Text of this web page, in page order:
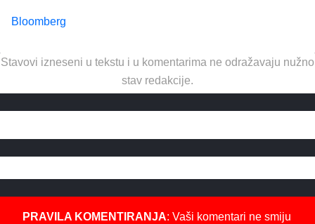
Bloomberg
Stavovi izneseni u tekstu i u komentarima ne odražavaju nužno
stav redakcije.
PRAVILA KOMENTIRANJA: Vaši komentari ne smiju